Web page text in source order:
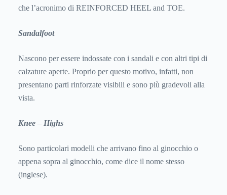
che l’acronimo di REINFORCED HEEL and TOE.
Sandalfoot
Nascono per essere indossate con i sandali e con altri tipi di
calzature aperte. Proprio per questo motivo, infatti, non
presentano parti rinforzate visibili e sono più gradevoli alla
vista.
Knee – Highs
Sono particolari modelli che arrivano fino al ginocchio o
appena sopra al ginocchio, come dice il nome stesso
(inglese).